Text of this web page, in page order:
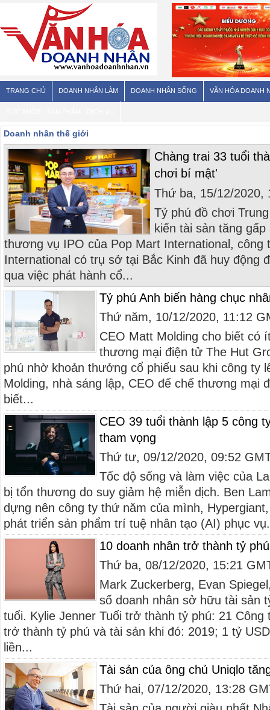
TRANG CHỦ DOANH NHÂN LÀM DOANH NHÂN SỐNG VĂN HÓA DOANH
Doanh nhân thế giới
Chàng trai 33 tuổi
chơi bí mật'
Thứ ba, 15/12/2020,
Tỷ phú đồ chơi
kiến tài sản tăng
thương vụ IPO của Pop Mart International, công
International có trụ sở tại Bắc Kinh đã huy động
qua việc phát hành cổ...
Tỷ phú Anh biến hàng chục
Thứ năm, 10/12/2020, 11:12
CEO Matt Molding cho biết có
thương mại điện tử The Hut
phú nhờ khoản thưởng cổ phiếu sau khi công ty
Molding, nhà sáng lập, CEO đế chế thương mại
biết...
CEO 39 tuổi thành lập 5 công
tham vọng
Thứ tư, 09/12/2020, 09:52
Tốc độ sống và làm việc của
bị tổn thương do suy giảm hệ miễn dịch. Ben
dựng nên công ty thứ năm của mình,
phát triển sản phẩm trí tuệ nhân tạo (AI) phục
10 doanh nhân trở thành tỷ
Thứ ba, 08/12/2020, 15:21
Mark Zuckerberg, Evan
số doanh nhân sở hữu tài sản
tuổi. Kylie Jenner Tuổi trở thành tỷ phú: 21 Công
trở thành tỷ phú và tài sản khi đó: 2019; 1 tỷ
liền...
Tài sản của ông chủ Uniqlo
Thứ hai, 07/12/2020, 13:28